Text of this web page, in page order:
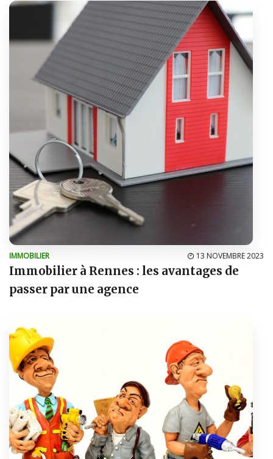
IMMOBILIER 13 NOVEMBRE 2023
Immobilier à Rennes : les avantages de
passer par une agence